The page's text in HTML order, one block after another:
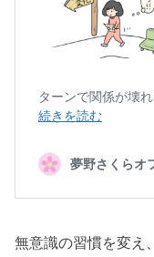
無意識の習慣を変え、